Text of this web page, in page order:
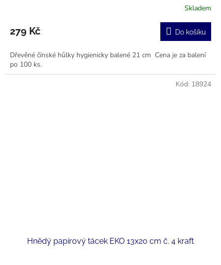
Skladem
279 Kč Do košíku
Dřevěné čínské hůlky hygienicky balené 21 cm Cena je za balení
po 100 ks.
Hnědý papírový tácek EKO 13x20 cm č. 4 kraft
Kód: 18924